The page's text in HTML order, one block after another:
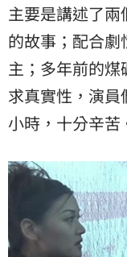
主要是講述了
的故事；配合
主；多年前的
求真實性，演
小時，十分辛苦